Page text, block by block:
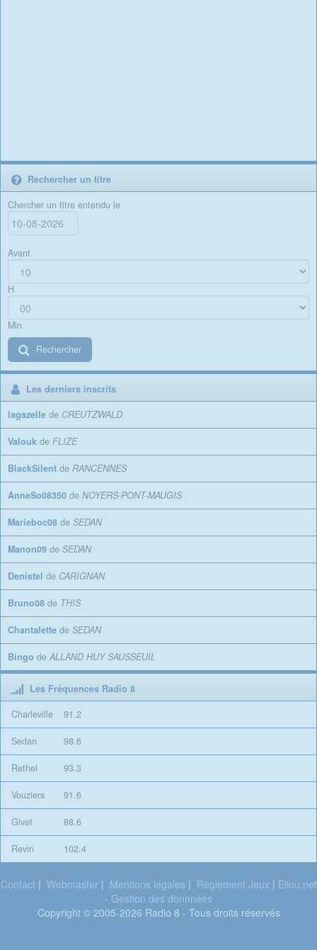
Rechercher un titre
Chercher un titre entendu le
Avant
H
Min
Rechercher
Les derniers inscrits
lagazelle de CREUTZWALD
Valouk de FLIZE
BlackSilent de RANCENNES
AnneSo08350 de NOYERS-PONT-MAUGIS
Marieboc08 de SEDAN
Manon09 de SEDAN
Denistel de CARIGNAN
Bruno08 de THIS
Chantalette de SEDAN
Bingo de ALLAND HUY SAUSSEUIL
Les Fréquences Radio 8
Charleville
91.2
Sedan 98.6
Rethel 93.3
Vouziers 91.6
Givet 88.6
Revin 102.4
Contact| Webmaster| Mentions légales | Règlement Jeux | Eliou.net
- Gestion des donnnées
Copyright © 2005-2026 Radio 8 - Tous droits réservés